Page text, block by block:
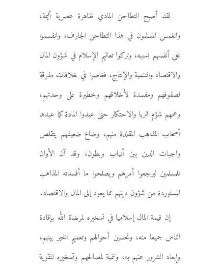
لقد أصبح التطاحن المادي ظاهرة عصرية أليمة،
وانغمس المسلمون في هذا التطاحن الجارف، وانقسموا
على أنفسهم بسببه، وتركوا تعاليم الإسلام في شؤون المال
والاقتصاد والتنمية والإنتاج، فغاصوا في خلافات مفرقة
لصفوفهم ومفسدة لأخلاقهم وخطيرة على وحدتهم،
وعمهم شؤم الربا والاحتكار حتى عبدوا المادة كما عبدها
أصحاب المذاهب المقلدة منهم، وضاع ضعيفهم يتقلص
واجبات الدين بين أنياب وبطون، وقد آن الأوان
للمسلمين ليرجعوا أمرهم ويصلحوا ما أفسدته المذاهب
المستوردة من شؤون دينهم مما يعود إلى المال والاقتصاد.
إن قيمة المال إسلاميا في تسخيره لمرضاة الله بإفادة
الناس جميعا منه، وتحسين أحوالهم وتعميم الخير بينهم،
وإبعاد الشرور عنهم به، وتنمية لمصالحهم وتسخيره لتقوية